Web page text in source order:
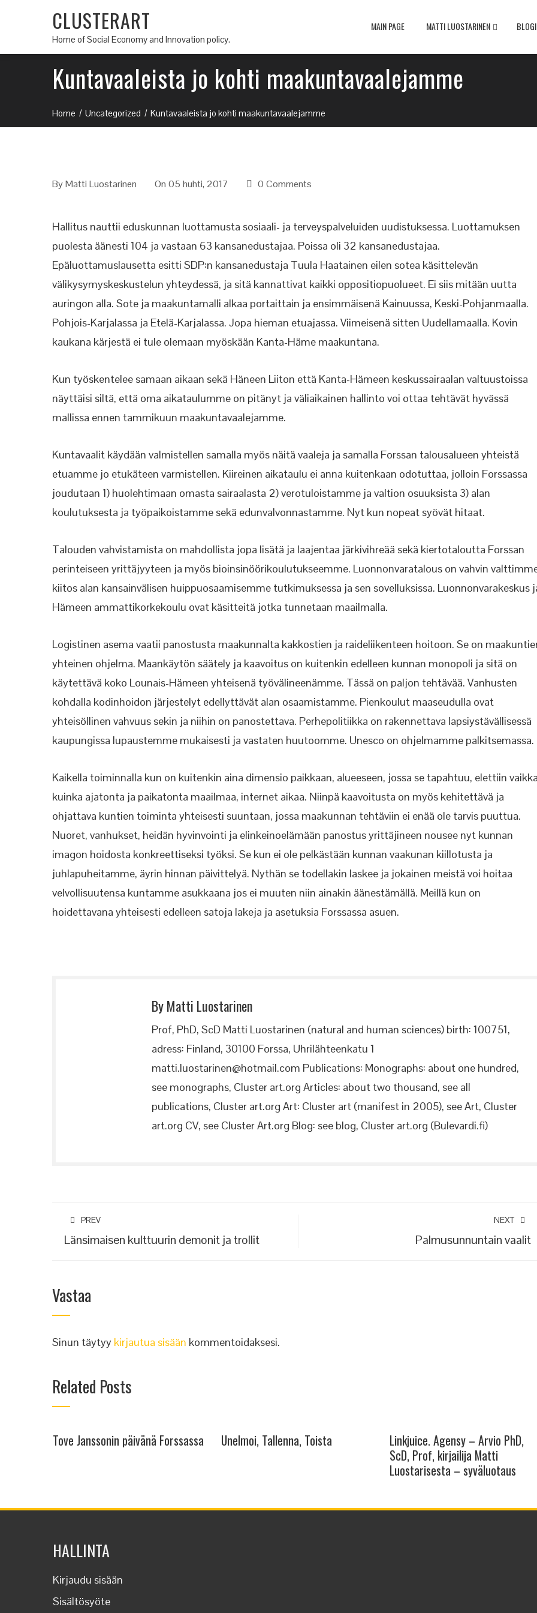
CLUSTERART
Home of Social Economy and Innovation policy.
MAIN PAGE MATTI LUOSTARINEN BLOGI
Kuntavaaleista jo kohti maakuntavaalejamme
Home Uncategorized Kuntavaaleista jo kohti maakuntavaalejamme
ByMatti Luostarinen On 05 huhti, 2017 0 Comments
Hallitus nauttii eduskunnan luottamusta sosiaali- ja terveyspalveluiden uudistuksessa. Luottamuksen
puolesta äänesti 104 ja vastaan 63 kansanedustajaa. Poissa oli 32 kansanedustajaa.
Epäluottamuslausetta esitti SDP:n kansanedustaja Tuula Haatainen eilen sotea käsittelevän
välikysymyskeskustelun yhteydessä, ja sitä kannattivat kaikki oppositiopuolueet. Ei siis mitään uutta
auringon alla. Sote ja maakuntamalli alkaa portaittain ja ensimmäisenä Kainuussa, Keski-Pohjanmaalla.
Pohjois-Karjalassa ja Etelä-Karjalassa. Jopa hieman etuajassa. Viimeisenä sitten Uudellamaalla. Kovin
kaukana kärjestä ei tule olemaan myöskään Kanta-Häme maakuntana.
Kun työskentelee samaan aikaan sekä Häneen Liiton että Kanta-Hämeen keskussairaalan valtuustoissa
näyttäisi siltä, että oma aikataulumme on pitänyt ja väliaikainen hallinto voi ottaa tehtävät hyvässä
mallissa ennen tammikuun maakuntavaalejamme.
Kuntavaalit käydään valmistellen samalla myös näitä vaaleja ja samalla Forssan talousalueen yhteistä
etuamme jo etukäteen varmistellen. Kiireinen aikataulu ei anna kuitenkaan odotuttaa, jolloin Forssassa
joudutaan 1) huolehtimaan omasta sairaalasta 2) verotuloistamme ja valtion osuuksista 3) alan
koulutuksesta ja työpaikoistamme sekä edunvalvonnastamme. Nyt kun nopeat syövät hitaat.
Talouden vahvistamista on mahdollista jopa lisätä ja laajentaa järkivihreää sekä kiertotaloutta Forssan
perinteiseen yrittäjyyteen ja myös bioinsinöörikoulutukseemme. Luonnonvaratalous on vahvin
kiitos alan kansainvälisen huippuosaamisemme tutkimuksessa ja sen sovelluksissa. Luonnonvarakeskus
Hämeen ammattikorkekoulu ovat käsitteitä jotka tunnetaan maailmalla.
Logistinen asema vaatii panostusta maakunnalta kakkostien ja raideliikenteen hoitoon. Se on
yhteinen ohjelma. Maankäytön säätely ja kaavoitus on kuitenkin edelleen kunnan monopoli ja sitä on
käytettävä koko Lounais-Hämeen yhteisenä työvälineenämme. Tässä on paljon tehtävää. Vanhusten
kohdalla kodinhoidon järjestelyt edellyttävät alan osaamistamme. Pienkoulut maaseudulla ovat
yhteisöllinen vahvuus sekin ja niihin on panostettava. Perhepolitiikka on rakennettava lapsiystävällisessä
kaupungissa lupaustemme mukaisesti ja vastaten huutoomme. Unesco on ohjelmamme palkitsemassa.
Kaikella toiminnalla kun on kuitenkin aina dimensio paikkaan, alueeseen, jossa se tapahtuu, elettiin vaikka
kuinka ajatonta ja paikatonta maailmaa, internet aikaa. Niinpä kaavoitusta on myös kehitettävä ja
ohjattava kuntien toiminta yhteisesti suuntaan, jossa maakunnan tehtäviin ei enää ole tarvis puuttua.
Nuoret, vanhukset, heidän hyvinvointi ja elinkeinoelämään panostus yrittäjineen nousee nyt kunnan
imagon hoidosta konkreettiseksi työksi. Se kun ei ole pelkästään kunnan vaakunan kiillotusta ja
juhlapuheitamme, äyrin hinnan päivittelyä. Nythän se todellakin laskee ja jokainen meistä voi hoitaa
velvollisuutensa kuntamme asukkaana jos ei muuten niin ainakin äänestämällä. Meillä kun on
hoidettavana yhteisesti edelleen satoja lakeja ja asetuksia Forssassa asuen.
By Matti Luostarinen
Prof, PhD, ScD Matti Luostarinen (natural and human sciences) birth: 100751,
adress: Finland, 30100 Forssa, Uhrilähteenkatu 1
matti.luostarinen@hotmail.com Publications: Monographs: about one hundred,
see monographs, Cluster art.org Articles: about two thousand, see all
publications, Cluster art.org Art: Cluster art (manifest in 2005), see Art, Cluster
art.org CV, see Cluster Art.org Blog: see blog, Cluster art.org (Bulevardi.fi)
PREV
Länsimaisen kulttuurin demonit ja trollit
NEXT
Palmusunnuntain vaalit
Vastaa
Sinun täytyy kirjautua sisään kommentoidaksesi.
Related Posts
Tove Janssonin päivänä Forssassa Unelmoi, Tallenna, Toista
Linkjuice. Agensy – Arvio PhD,
ScD, Prof, kirjailija Matti
Luostarisesta – syväluotaus
HALLINTA
Kirjaudu sisään
Sisältösyöte